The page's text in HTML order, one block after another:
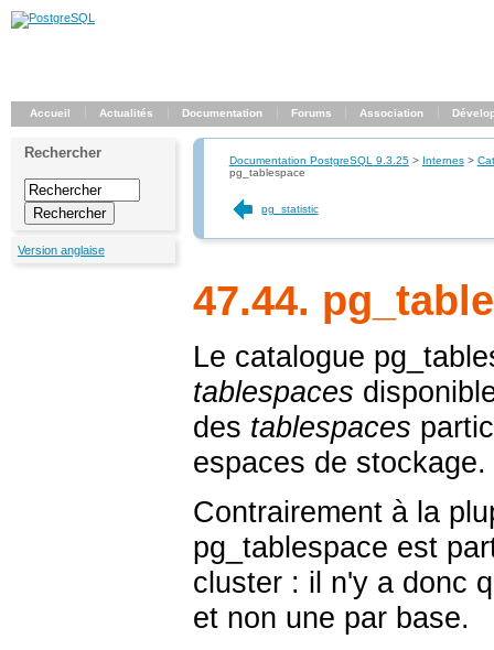
Accueil Actualités Documentation Forums Association
Rechercher
Version anglaise
Documentation PostgreSQL 9.3.25> Internes>
pg_tablespace
pg_statistic
47.44.
Le catalogue
tablespaces
des tablespaces
espaces de stockage.
Contrairement à la
pg_tablespace est
cluster : il n'y a donc
et non une par base.